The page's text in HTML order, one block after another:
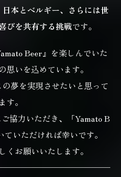
本とベルギー、さらには世
びを共有する挑戦です。
Beer』を楽しんでいた
思いを込めています。
夢を実現させたいと思って
す。
協力いただき、
「Yamato B
いただければ幸いです。
くお願いいたします。